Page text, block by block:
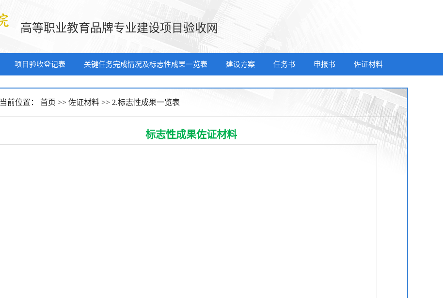
高等职业教育品牌专业建设项目验收网
项目验收登记表 关键任务完成情况及标志性成果一览表 建设方案 任务书 申报书 佐证材料
当前位置： 首页 >> 佐证材料 >> 2.标志性成果一览表
标志性成果佐证材料